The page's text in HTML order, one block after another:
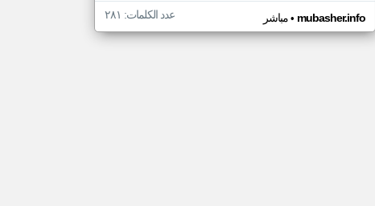
مباشر• mubasher.info عدد الكلمات: ٢٨١